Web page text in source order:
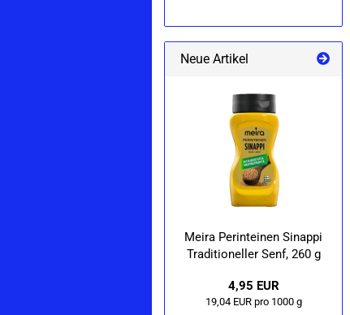
Neue Artikel
Meira Per­int­ei­nen Si­nap­pi
Tra­di­tio­nel­ler Senf, 260 g
4,95 EUR
19,04 EUR pro 1000 g